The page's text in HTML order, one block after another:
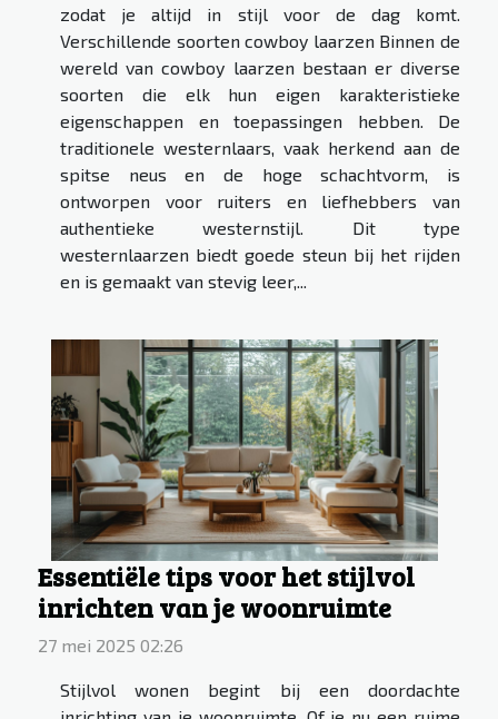
zodat je altijd in stijl voor de dag komt.
Verschillende soorten cowboy laarzen Binnen de
wereld van cowboy laarzen bestaan er diverse
soorten die elk hun eigen karakteristieke
eigenschappen en toepassingen hebben. De
traditionele westernlaars, vaak herkend aan de
spitse neus en de hoge schachtvorm, is
ontworpen voor ruiters en liefhebbers van
authentieke westernstijl. Dit type
westernlaarzen biedt goede steun bij het rijden
en is gemaakt van stevig leer,...
Essentiële tips voor het stijlvol
inrichten van je woonruimte
27 mei 2025 02:26
Stijlvol wonen begint bij een doordachte